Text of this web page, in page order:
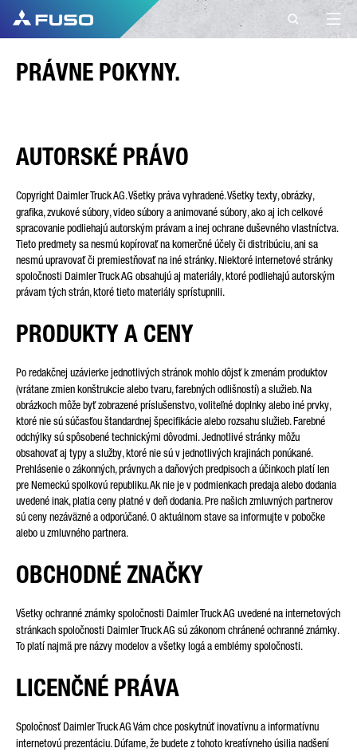
KONTAKT
Máte nejaké otázky?
Svoje dotazy nám pošlite cez tento kontaktný
formulár.
KRSTNÉ MENO*
PRIEZVISKO*
TYP OTÁZKY*
VAŠA KRAJINA*
TELEFÓNNE ČÍSLO*
PRÁVNE POKYNY.
AUTORSKÉ PRÁVO
Copyright Daimler Truck AG. Všetky práva vyhradené. Všetky texty, obrázky,
grafika, zvukové súbory, video súbory a animované súbory, ako aj ich celkové
spracovanie podliehajú autorským právam a inej ochrane duševného vlastníctva.
Tieto predmety sa nesmú kopírovať na komerčné účely či distribúciu, ani sa
nesmú upravovať či premiestňovať na iné stránky. Niektoré internetové stránky
spoločnosti Daimler Truck AG obsahujú aj materiály, ktoré podliehajú autorským
právam tých strán, ktoré tieto materiály sprístupnili.
PRODUKTY A CENY
Po redakčnej uzávierke jednotlivých stránok mohlo dôjsť k zmenám produktov
(vrátane zmien konštrukcie alebo tvaru, farebných odlišností) a služieb. Na
obrázkoch môže byť zobrazené príslušenstvo, voliteľné doplnky alebo iné prvky,
ktoré nie sú súčasťou štandardnej špecifikácie alebo rozsahu služieb. Farebné
odchýlky sú spôsobené technickými dôvodmi. Jednotlivé stránky môžu
obsahovať aj typy a služby, ktoré nie sú v jednotlivých krajinách ponúkané.
Prehlásenie o zákonných, právnych a daňových predpisoch a účinkoch platí len
pre Nemeckú spolkovú republiku. Ak nie je v podmienkach predaja alebo dodania
uvedené inak, platia ceny platné v deň dodania. Pre našich zmluvných partnerov
sú ceny nezáväzné a odporúčané. O aktuálnom stave sa informujte v pobočke
alebo u zmluvného partnera.
OBCHODNÉ ZNAČKY
Všetky ochranné známky spoločnosti Daimler Truck AG uvedené na internetových
stránkach spoločnosti Daimler Truck AG sú zákonom chránené ochranné známky.
To platí najmä pre názvy modelov a všetky logá a emblémy spoločnosti.
LICENČNÉ PRÁVA
Spoločnosť Daimler Truck AG Vám chce poskytnúť inovatívnu a informatívnu
internetovú prezentáciu. Dúfame, že budete z tohoto kreatívneho úsilia nadšení